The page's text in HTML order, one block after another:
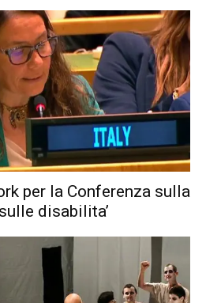
per la Conferenza sulla
disabilita’